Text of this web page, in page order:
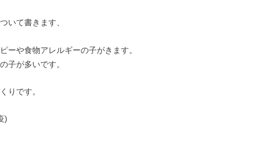
いて書きます、
ーや食物アレルギーの子がきます。
子が多いです。
りです。
)